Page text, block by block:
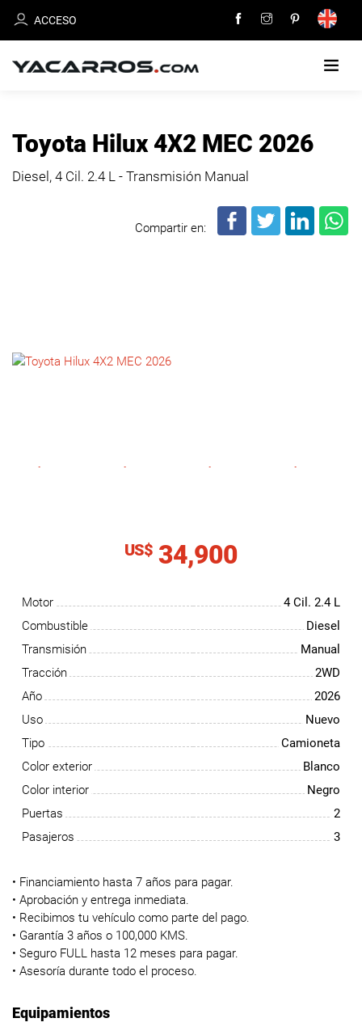
ACCESO
EN
NOTICIAS
Toyota Hilux 4X2 MEC 2026
Diesel, 4 Cil. 2.4 L - Transmisión Manual
Compartir en:
US$ 34,900
Motor 4 Cil. 2.4 L
Combustible
Diesel
Transmisión
Manual
Tracción
2WD
Año
2026
Uso
Nuevo
Tipo
Camioneta
Color exterior
Blanco
Color interior
Negro
Puertas
2
Pasajeros
3
• Financiamiento hasta 7 años para pagar.
• Aprobación y entrega inmediata.
• Recibimos tu vehículo como parte del pago.
• Garantía 3 años o 100,000 KMS.
• Seguro FULL hasta 12 meses para pagar.
• Asesoría durante todo el proceso.
Equipamientos